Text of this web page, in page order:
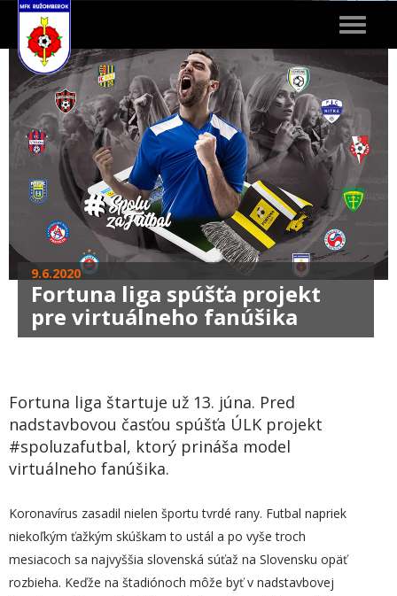
Toggle
9.6.2020
Fortuna liga spúšťa projekt
pre virtuálneho fanúšika
Fortuna liga štartuje už 13. júna. Pred
nadstavbovou časťou spúšťa ÚLK projekt
#spoluzafutbal, ktorý prináša model
virtuálneho fanúšika.
Koronavírus zasadil nielen športu tvrdé rany. Futbal napriek
niekoľkým ťažkým skúškam to ustál a po vyše troch
mesiacoch sa najvyššia slovenská súťaž na Slovensku opäť
rozbieha. Keďže na štadiónoch môže byť v nadstavbovej